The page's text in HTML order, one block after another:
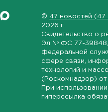
© 47 новостей (47
2026 г.
Свидетельство о
Эл № ФС 77-39848
Федеральной
сфере связи,
технологий и
(Роскомнадзор) от
При
гиперссылка